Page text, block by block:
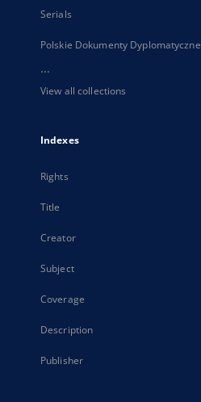
Serials
Polskie Dokumenty Dyplomatyczne
...
View all collections
Indexes
Rights
Title
Creator
Subject
Coverage
Description
Publisher